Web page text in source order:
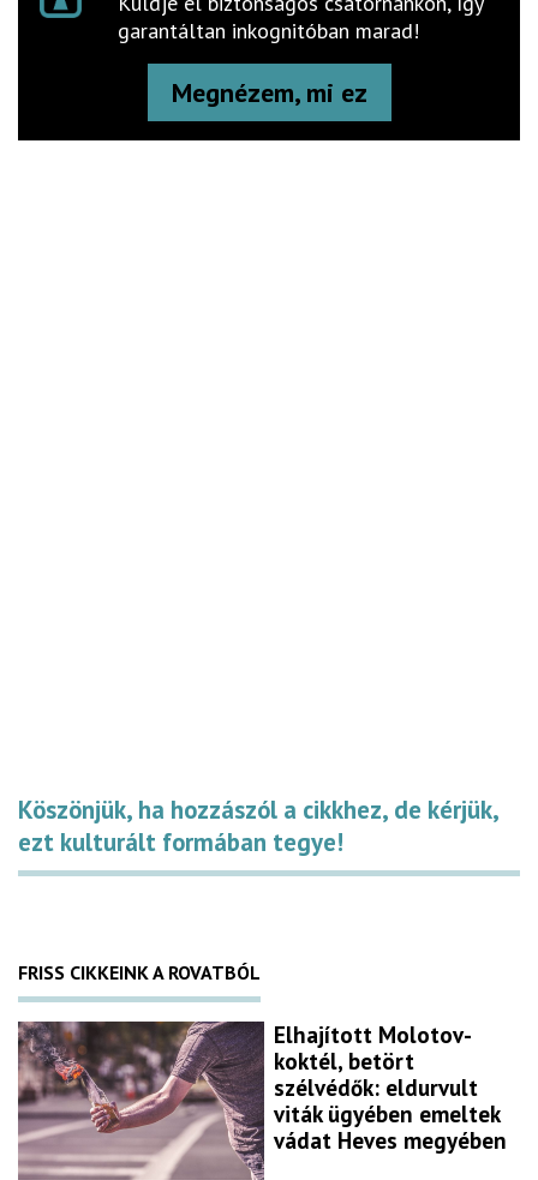
garantáltan inkognitóban marad!
Megnézem, mi ez
Köszönjük, ha hozzászól a cikkhez, de kérjük,
ezt kulturált formában tegye!
FRISS CIKKEINK A ROVATBÓL
Elhajított Molotov-
koktél, betört
szélvédők: eldurvult
viták ügyében emeltek
vádat Heves megyében